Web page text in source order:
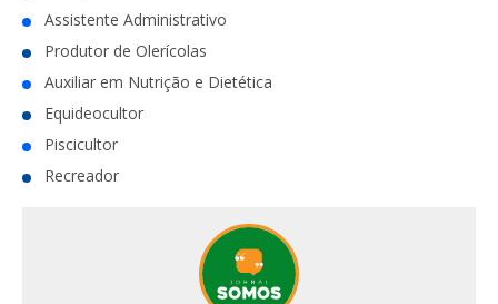
Assistente Administrativo
Produtor de Olerícolas
Auxiliar em Nutrição e Dietética
Equideocultor
Piscicultor
Recreador